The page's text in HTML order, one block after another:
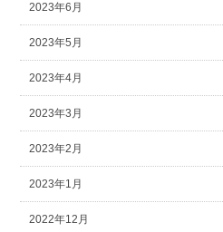
2023年6月
2023年5月
2023年4月
2023年3月
2023年2月
2023年1月
2022年12月